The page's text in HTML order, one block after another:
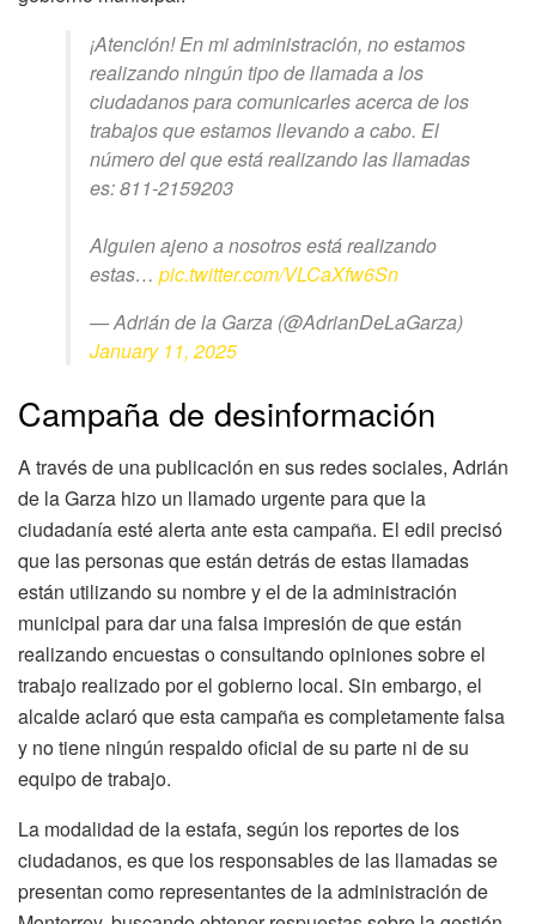
¡Atención! En mi administración, no estamos
realizando ningún tipo de llamada a los
ciudadanos para comunicarles acerca de los
trabajos que estamos llevando a cabo. El
número del que está realizando las llamadas
es: 811-2159203
Alguien ajeno a nosotros está realizando
estas… pic.twitter.com/VLCaXfw6Sn
— Adrián de la Garza (@AdrianDeLaGarza)
January 11, 2025
Campaña de desinformación
A través de una publicación en sus redes sociales, Adrián
de la Garza hizo un llamado urgente para que la
ciudadanía esté alerta ante esta campaña. El edil precisó
que las personas que están detrás de estas llamadas
están utilizando su nombre y el de la administración
municipal para dar una falsa impresión de que están
realizando encuestas o consultando opiniones sobre el
trabajo realizado por el gobierno local. Sin embargo, el
alcalde aclaró que esta campaña es completamente falsa
y no tiene ningún respaldo oficial de su parte ni de su
equipo de trabajo.
La modalidad de la estafa, según los reportes de los
ciudadanos, es que los responsables de las llamadas se
presentan como representantes de la administración de